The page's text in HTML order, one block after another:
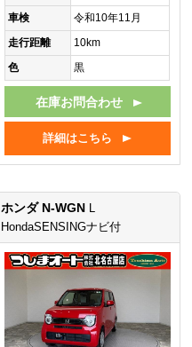
車検
令和10年11月
走行距離
10km
色
黒
在庫お問合わせ
詳細はこちら
ホンダ N-WGN L
HondaSENSINGナビ付